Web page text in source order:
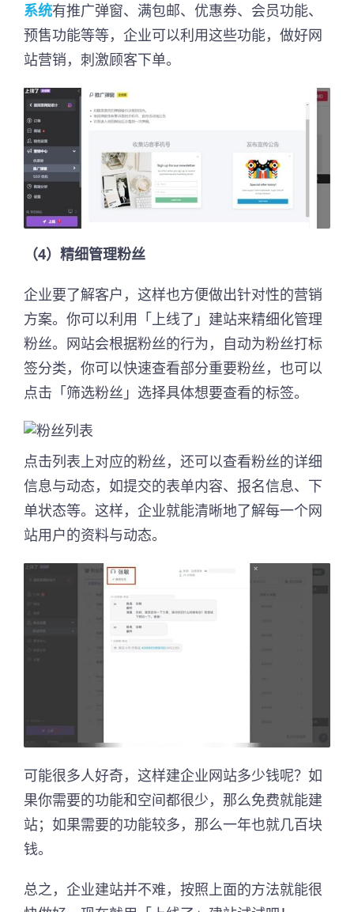
系统有推广弹窗、满包邮、优惠券、会员功能、
预售功能等等，企业可以利用这些功能，做好网
站营销，刺激顾客下单。
（4）精细管理粉丝
企业要了解客户，这样也方便做出针对性的营销
方案。你可以利用「上线了」建站来精细化管理
粉丝。网站会根据粉丝的行为，自动为粉丝打标
签分类，你可以快速查看部分重要粉丝，也可以
点击「筛选粉丝」选择具体想要查看的标签。
点击列表上对应的粉丝，还可以查看粉丝的详细
信息与动态，如提交的表单内容、报名信息、下
单状态等。这样，企业就能清晰地了解每一个网
站用户的资料与动态。
可能很多人好奇，这样建企业网站多少钱呢？如
果你需要的功能和空间都很少，那么免费就能建
站；如果需要的功能较多，那么一年也就几百块
钱。
总之，企业建站并不难，按照上面的方法就能很